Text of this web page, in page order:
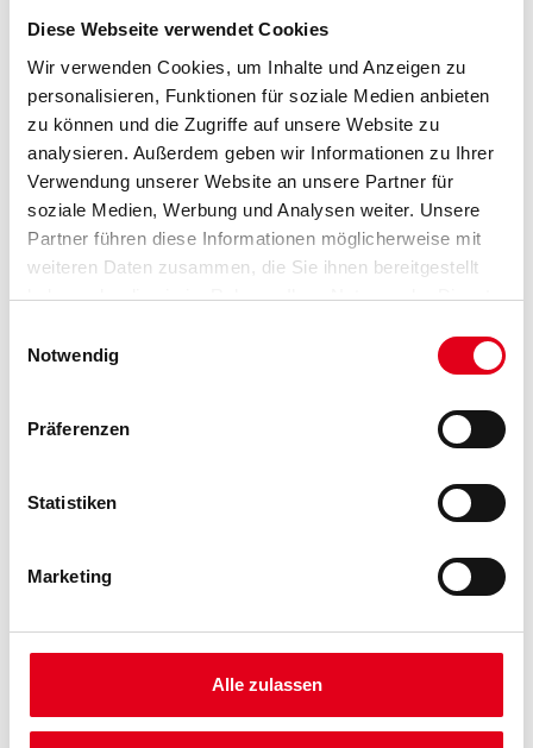
Diese Webseite verwendet Cookies
Wir verwenden Cookies, um Inhalte und Anzeigen zu
personalisieren, Funktionen für soziale Medien anbieten
zu können und die Zugriffe auf unsere Website zu
analysieren. Außerdem geben wir Informationen zu Ihrer
Verwendung unserer Website an unsere Partner für
soziale Medien, Werbung und Analysen weiter. Unsere
Partner führen diese Informationen möglicherweise mit
weiteren Daten zusammen, die Sie ihnen bereitgestellt
haben oder die sie im Rahmen Ihrer Nutzung der Dienste
Notwendig
Präferenzen
Statistiken
Marketing
Alle zulassen
aufgetragen, die Tapete eingelegt, und festgedrückt. Fertig. Und wenn ein
wieder entfernen: trocken und in ganzen Bahnen.
Farbtonbezeichnung
Gebinde
Umrechnungsfaktoren
PRODUKTEIGENSCHAFTEN